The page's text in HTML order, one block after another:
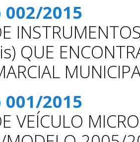
2015
QUE
2015
VEÍCULO